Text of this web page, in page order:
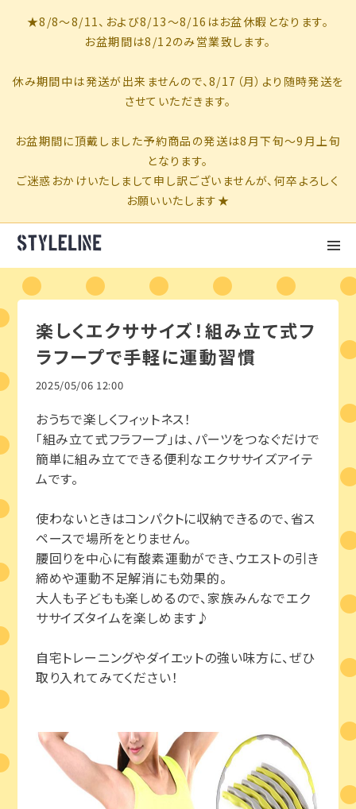
楽しくエクササイズ！組み立て式フ
ラフープで手軽に運動習慣
2025/05/06 12:00
おうちで楽しくフィットネス！
「組み立て式フラフープ」は、パーツをつなぐだけで
簡単に組み立てできる便利なエクササイズアイテ
ムです。
使わないときはコンパクトに収納できるので、省ス
ペースで場所をとりません。
腰回りを中心に有酸素運動ができ、ウエストの引き
締めや運動不足解消にも効果的。
大人も子どもも楽しめるので、家族みんなでエク
ササイズタイムを楽しめます♪
自宅トレーニングやダイエットの強い味方に、ぜひ
取り入れてみてください！